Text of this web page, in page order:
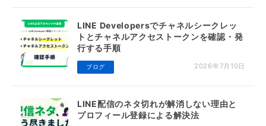
LINE Developersでチャネルシークレッ
トとチャネルアクセストークンを確認・発
行する手順
ブログ 2026年7月10日
LINE配信のネタ切れが解消しない理由と
プロフィール登録による解決法